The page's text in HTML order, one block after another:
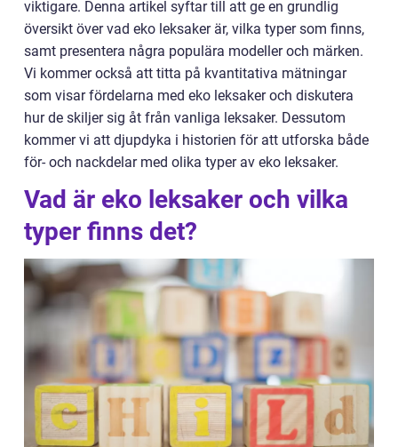
viktigare. Denna artikel syftar till att ge en grundlig
översikt över vad eko leksaker är, vilka typer som finns,
samt presentera några populära modeller och märken.
Vi kommer också att titta på kvantitativa mätningar
som visar fördelarna med eko leksaker och diskutera
hur de skiljer sig åt från vanliga leksaker. Dessutom
kommer vi att djupdyka i historien för att utforska både
för- och nackdelar med olika typer av eko leksaker.
Vad är eko leksaker och vilka
typer finns det?